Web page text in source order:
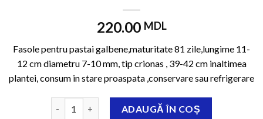
220.00 MDL
Fasole pentru pastai galbene,maturitate 81 zile,lungime 11-
12 cm diametru 7-10 mm, tip crionas , 39-42 cm inaltimea
plantei, consum in stare proaspata ,conservare sau refrigerare
Cantitate Goldtime, 500 gr.ADAUGĂ ÎN COȘ